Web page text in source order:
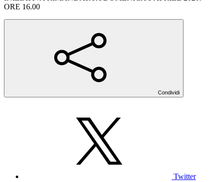
ORE 16.00
Condividi
Twitter